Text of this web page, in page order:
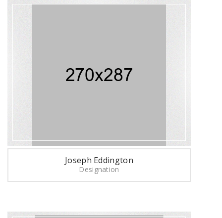
Joseph Eddington
Designation